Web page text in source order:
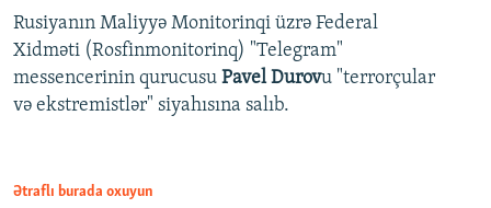
Rusiyanın Maliyyə Monitorinqi üzrə Federal
Xidməti (Rosfinmonitorinq) "Telegram"
messencerinin qurucusu Pavel Durovu "terrorçular
və ekstremistlər" siyahısına salıb.
Ətraflı burada oxuyun